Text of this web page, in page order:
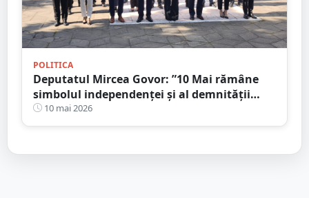
POLITICA
Deputatul Mircea Govor: ”10 Mai rămâne
simbolul independenței și al demnității
naționale”
10 mai 2026